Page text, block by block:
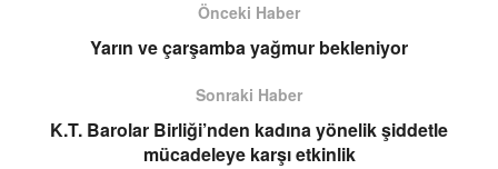
Önceki Haber
Yarın ve çarşamba yağmur bekleniyor
Sonraki Haber
K.T. Barolar Birliği’nden kadına yönelik şiddetle
mücadeleye karşı etkinlik